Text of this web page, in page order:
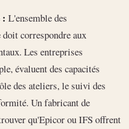
: L'ensemble des
correspondre aux
Les entreprises
évaluent des capacités
des ateliers, le suivi des
Un fabricant de
qu'Epicor ou IFS offrent